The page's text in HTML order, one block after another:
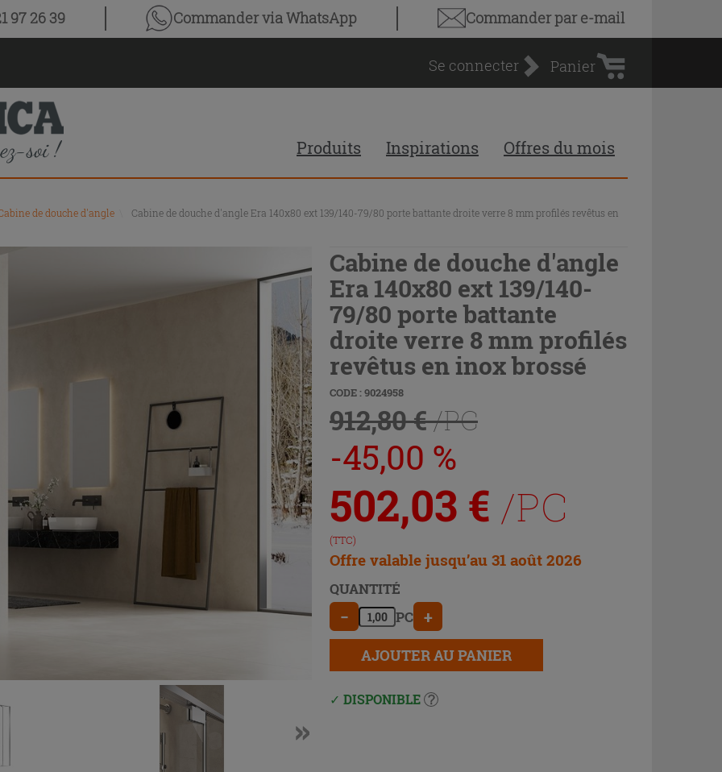
97 26 39 Commander via WhatsApp Commander par e-mail
Se connecter
d'achat
Panier
Produits Inspirations Offres du mois
de douche d'angle
Cabine de douche d'angle Era 140x80 ext 139/140-79/80 porte battante droite verre 8 mm profilés revêtus en
Cabine de douche d'angle
Era 140x80 ext 139/140-
79/80 porte battante
droite verre 8 mm profilés
revêtus en inox brossé
CODE : 9024958
912,80 €/PC
-45,00 %
502,03 € /PC
(TTC)
Offre valable jusqu’au 31 août 2026
QUANTITÉ
− PC +
AJOUTER AU PANIER
DISPONIBLE